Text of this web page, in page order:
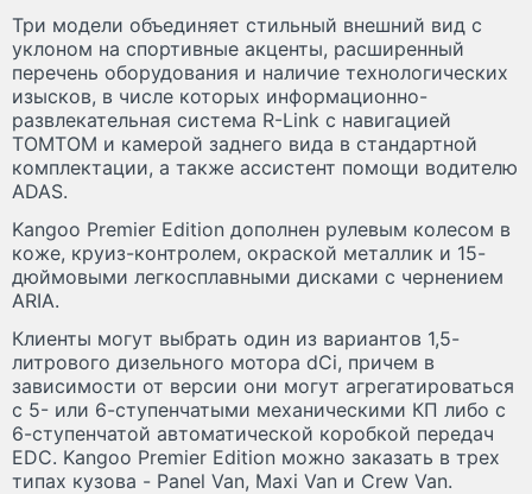
Три модели объединяет стильный внешний вид с
уклоном на спортивные акценты, расширенный
перечень оборудования и наличие технологических
изысков, в числе которых информационно-
развлекательная система R-Link с навигацией
TOMTOM и камерой заднего вида в стандартной
комплектации, а также ассистент помощи водителю
ADAS.
Kangoo Premier Edition дополнен рулевым колесом в
коже, круиз-контролем, окраской металлик и 15-
дюймовыми легкосплавными дисками с чернением
ARIA.
Клиенты могут выбрать один из вариантов 1,5-
литрового дизельного мотора dCi, причем в
зависимости от версии они могут агрегатироваться
с 5- или 6-ступенчатыми механическими КП либо с
6-ступенчатой автоматической коробкой передач
EDC. Kangoo Premier Edition можно заказать в трех
типах кузова - Panel Van, Maxi Van и Crew Van.